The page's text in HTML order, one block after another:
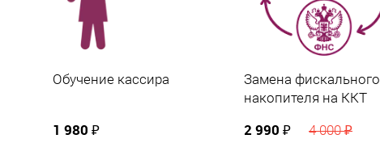
Обучение кассира
1 980 ₽
Замена фискального
накопителя на ККТ
2 990 ₽ 4 000 ₽